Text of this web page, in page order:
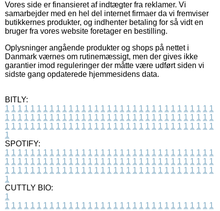
Vores side er finansieret af indtægter fra reklamer. Vi
samarbejder med en hel del internet firmaer da vi fremviser
butikkernes produkter, og indhenter betaling for så vidt en
bruger fra vores website foretager en bestilling.
Oplysninger angående produkter og shops på nettet i
Danmark værnes om rutinemæssigt, men der gives ikke
garantier imod reguleringer der måtte være udført siden vi
sidste gang opdaterede hjemmesidens data.
BITLY:
1 1 1 1 1 1 1 1 1 1 1 1 1 1 1 1 1 1 1 1 1 1 1 1 1 1 1 1 1 1 1 1 1
1 1 1 1 1 1 1 1 1 1 1 1 1 1 1 1 1 1 1 1 1 1 1 1 1 1 1 1 1 1 1 1 1
1 1 1 1 1 1 1 1 1 1 1 1 1 1 1 1 1 1 1 1 1 1 1 1 1 1 1 1 1 1 1 1 1
1
SPOTIFY:
1 1 1 1 1 1 1 1 1 1 1 1 1 1 1 1 1 1 1 1 1 1 1 1 1 1 1 1 1 1 1 1 1
1 1 1 1 1 1 1 1 1 1 1 1 1 1 1 1 1 1 1 1 1 1 1 1 1 1 1 1 1 1 1 1 1
1 1 1 1 1 1 1 1 1 1 1 1 1 1 1 1 1 1 1 1 1 1 1 1 1 1 1 1 1 1 1 1 1
1
CUTTLY BIO:
1
1 1 1 1 1 1 1 1 1 1 1 1 1 1 1 1 1 1 1 1 1 1 1 1 1 1 1 1 1 1 1 1 1